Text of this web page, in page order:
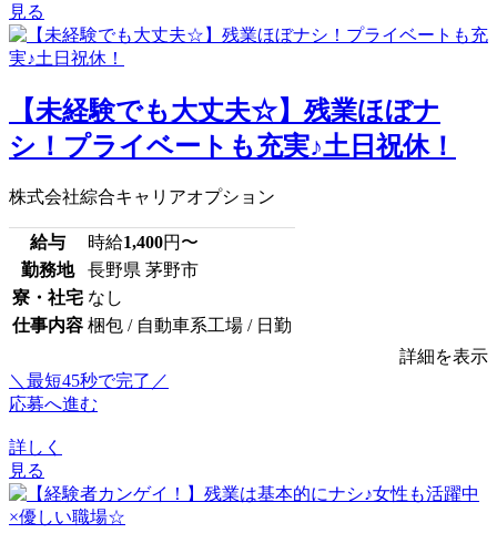
見る
【未経験でも大丈夫☆】残業ほぼナ
シ！プライベートも充実♪土日祝休！
株式会社綜合キャリアオプション
給与 時給1,400円〜
勤務地
長野県 茅野市
寮・社宅 なし
仕事内容 梱包 / 自動車系工場 / 日勤
詳細を表示
＼最短45秒で完了／
応募へ進む
詳しく
見る